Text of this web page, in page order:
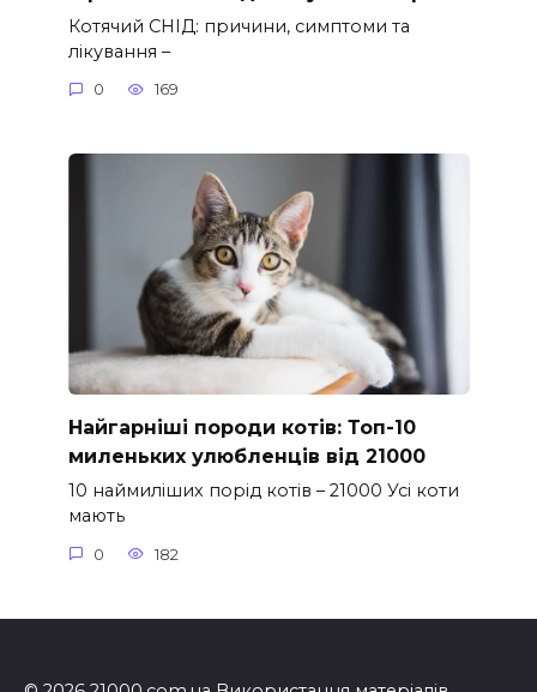
Котячий СНІД: причини, симптоми та
лікування –
0 169
Найгарніші породи котів: Топ-10
миленьких улюбленців від 21000
10 наймиліших порід котів – 21000 Усі коти
мають
0 182